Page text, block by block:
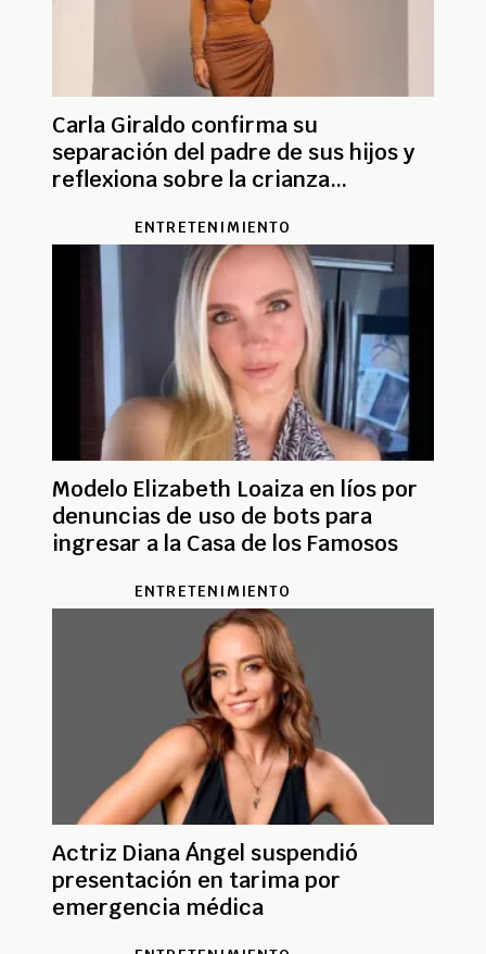
Carla Giraldo confirma su
separación del padre de sus hijos y
reflexiona sobre la crianza
ENTRETENIMIENTO
Modelo Elizabeth Loaiza en líos por
denuncias de uso de bots para
ingresar a la Casa de los Famosos
ENTRETENIMIENTO
Actriz Diana Ángel suspendió
presentación en tarima por
emergencia médica